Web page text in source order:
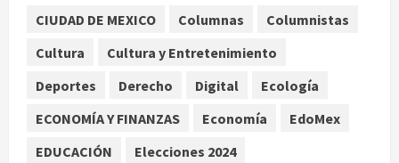
Detienen a ‘El Pony’ con fusil M4,
drogas y arsenal en carretera de
agosto 9, 2026
Palacio de los Deportes con su tour
CIUDAD DE MEXICO
Columnas
Columnistas
Cultura
Cultura y Entretenimiento
Deportes
Derecho Digital
Ecología
ECONOMÍA Y FINANZAS
Economía
EdoMex
EDUCACIÓN
Elecciones 2024